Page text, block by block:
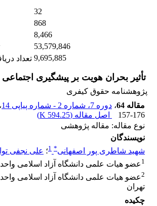
32
868
8,466
53,579,846
تعداد 9,695,885
تأثیر بحران هویت بر پیشگیری
پژوهشنامه حقوق کیفری
مقاله 64
، دوره 7، شماره 2 - شماره پیاپی 14
157-176
اصل مقاله (594.25 K
)
نوع مقاله: مقاله پژوهشی
نویسندگان
شهید شاطری پور اصفهانی*
1؛ علی نجفی
1 عضو هیات علمی دانشگاه آزاد اسلامی
2عضو هیات علمی دانشگاه آزاد اسلامی
تهران
چکیده